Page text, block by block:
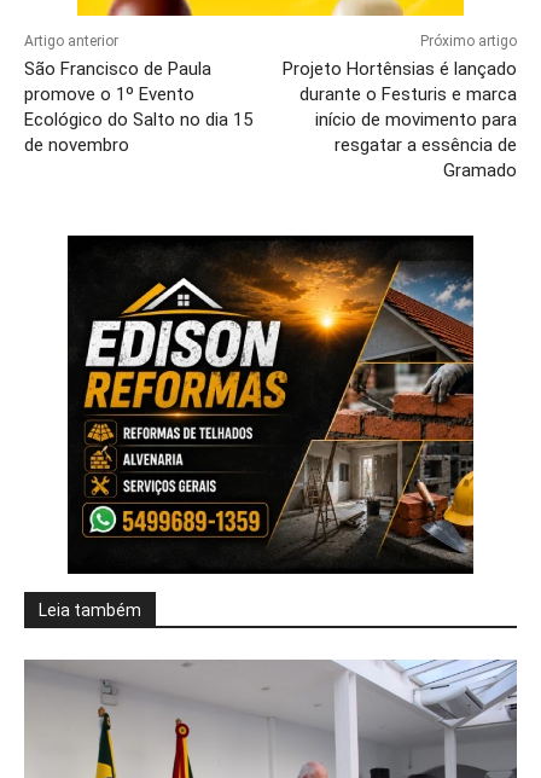
Artigo anterior
São Francisco de Paula
promove o 1º Evento
Ecológico do Salto no dia 15
de novembro
Próximo artigo
Projeto Hortênsias é lançado
durante o Festuris e marca
início de movimento para
resgatar a essência de
Gramado
Leia também